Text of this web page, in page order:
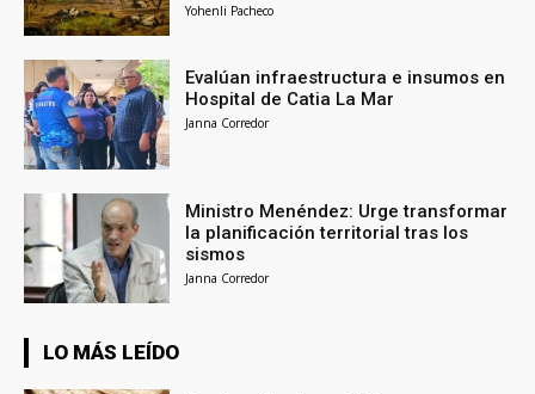
Yohenli Pacheco
Evalúan infraestructura e insumos en
Hospital de Catia La Mar
Janna Corredor
Ministro Menéndez: Urge transformar
la planificación territorial tras los
sismos
Janna Corredor
LO MÁS LEÍDO